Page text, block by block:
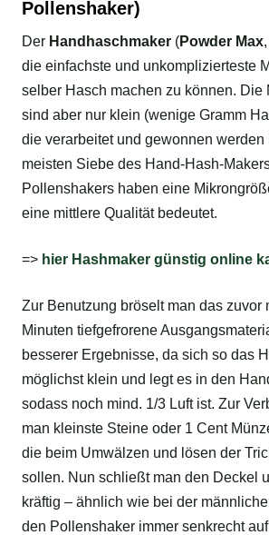
Pollenshaker)
Der Handhaschmaker (Powder Max,
die einfachste und unkomplizierteste
selber Hasch machen zu können. Die
sind aber nur klein (wenige Gramm
die verarbeitet und gewonnen werden
meisten Siebe des Hand-Hash-
Pollenshakers haben eine
eine mittlere Qualität bedeutet.
=> hier Hashmaker günstig online
Zur Benutzung bröselt man das zuvor
Minuten tiefgefrorene
besserer Ergebnisse, da sich so das
möglichst klein und legt es in den
sodass noch mind. 1/3 Luft ist. Zur
man kleinste Steine oder 1 Cent
die beim Umwälzen und lösen der
sollen. Nun schließt man den Deckel
kräftig – ähnlich wie bei der
den Pollenshaker immer senkrecht